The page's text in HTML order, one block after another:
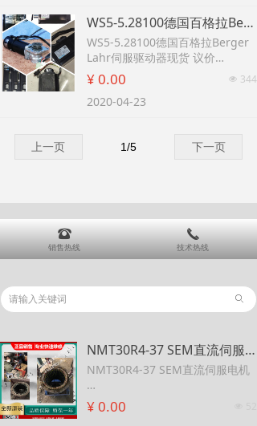
现货一台全新百格拉Berger Lahr
SER3913/4L3SS0TO 1KW 480V
德国百格拉BERGER LAHR 型号RS
M 828/3 B FK 咨询议价
德国百格拉BERGER LAHR 型号RS
M 828/3 B FK 咨询议价
WS5-5.28100德国百格拉Berger Lahr伺服驱动器现货 议价 RSM63/8 SG BERGER LAHR schneider电机 百格拉同步电机 230V 施耐德 SER3910/4L7SD6CO BERGERLAHR电机 百格拉 议价 百格拉BERGER LAHR D900.50/D900.51步进驱动维修
WS5-5.28100德国百格拉Berger
Lahr伺服驱动器现货 议价
RSM63/8 SG BERGER LAHR sch
neider电机 百格拉同步电机 230V
施耐德 SER3910/4L7SD6CO BER
900.51步进驱动维修
넶 344
¥ 0.00
2020-04-23
上一页 下一页
1/5
뀰
销售热线
끅
技术热线
ꄙ
NMT30R4-37 SEM直流伺服电机 SEM减速电机DPM30E4-14L
NMT30R4-37 SEM直流伺服电机
SEM减速电机DPM30E4-14L
¥ 0.00